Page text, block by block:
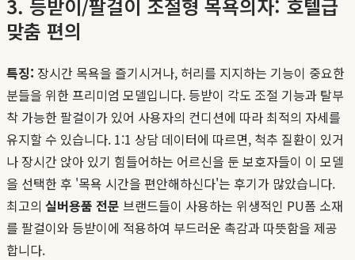
3. 등받이/팔걸이 조절형 목욕의자: 호텔급
맞춤 편의
특징: 장시간 목욕을 즐기시거나, 허리를 지지하는 기능이 중요한
분들을 위한 프리미엄 모델입니다. 등받이 각도 조절 기능과 탈부
착 가능한 팔걸이가 있어 사용자의 컨디션에 따라 최적의 자세를
유지할 수 있습니다. 1:1 상담 데이터에 따르면, 척추 질환이 있거
나 장시간 앉아 있기 힘들어하는 어르신을 둔 보호자들이 이 모델
을 선택한 후 '목욕 시간을 편안해하신다'는 후기가 많았습니다.
최고의 실버용품 전문 브랜드들이 사용하는 위생적인 PU폼 소재
를 팔걸이와 등받이에 적용하여 부드러운 촉감과 따뜻함을 제공
합니다.